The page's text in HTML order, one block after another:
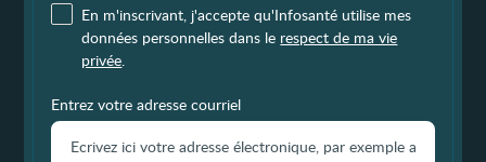
En m'inscrivant, j'accepte qu'Infosanté utilise mes
données personnelles dans le respect de ma vie
privée
Entrez votre adresse courriel